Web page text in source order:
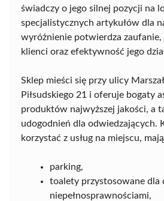
świadczy o jego silnej pozycji na
specjalistycznych artykułów dla
wyróżnienie potwierdza zaufanie,
klienci oraz efektywność jego
Sklep mieści się przy ulicy
Piłsudskiego 21 i oferuje bogaty
produktów najwyższej jakości, a
udogodnień dla odwiedzających.
korzystać z usług na miejscu,
parking,
toalety przystosowane dla
niepełnosprawnościami,